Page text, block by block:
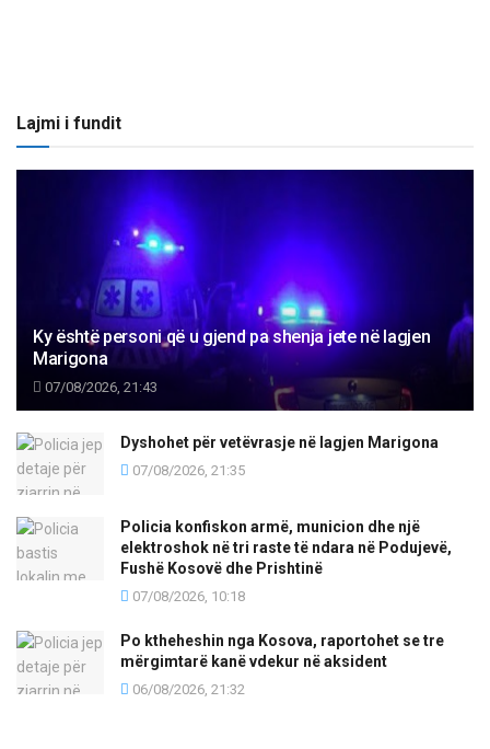
Lajmi i fundit
Ky është personi që u gjend pa shenja jete në lagjen
Marigona
07/08/2026, 21:43
Dyshohet për vetëvrasje në lagjen Marigona
07/08/2026, 21:35
Policia konfiskon armë, municion dhe një
elektroshok në tri raste të ndara në Podujevë,
Fushë Kosovë dhe Prishtinë
07/08/2026, 10:18
Po ktheheshin nga Kosova, raportohet se tre
mërgimtarë kanë vdekur në aksident
06/08/2026, 21:32